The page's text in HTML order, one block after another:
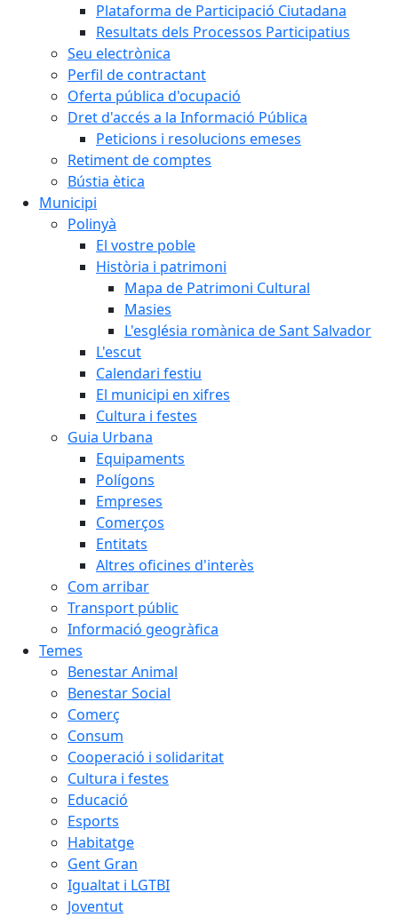
Plataforma de Participació Ciutadana
Resultats dels Processos Participatius
Seu electrònica
Perfil de contractant
Oferta pública d'ocupació
Dret d'accés a la Informació Pública
Peticions i resolucions emeses
Retiment de comptes
Bústia ètica
Municipi
Polinyà
El vostre poble
Història i patrimoni
Mapa de Patrimoni Cultural
Masies
L'església romànica de Sant Salvador
L'escut
Calendari festiu
El municipi en xifres
Cultura i festes
Guia Urbana
Equipaments
Polígons
Empreses
Comerços
Entitats
Altres oficines d'interès
Com arribar
Transport públic
Informació geogràfica
Temes
Benestar Animal
Benestar Social
Comerç
Consum
Cooperació i solidaritat
Cultura i festes
Educació
Esports
Habitatge
Gent Gran
Igualtat i LGTBI
Joventut